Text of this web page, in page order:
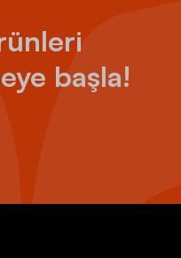
başla!